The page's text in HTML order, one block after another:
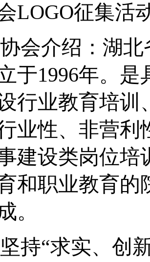
LOGO征集活
会介绍：湖
于1996年。
行业教育培
业性、非营利
建设类岗位培
和职业教育的
。
持“求实、创